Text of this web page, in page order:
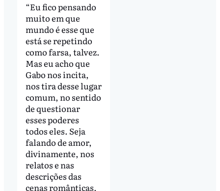
“Eu fico pensando
muito em que
mundo é esse que
está se repetindo
como farsa, talvez.
Mas eu acho que
Gabo nos incita,
nos tira desse lugar
comum, no sentido
de questionar
esses poderes
todos eles. Seja
falando de amor,
divinamente, nos
relatos e nas
descrições das
cenas românticas,